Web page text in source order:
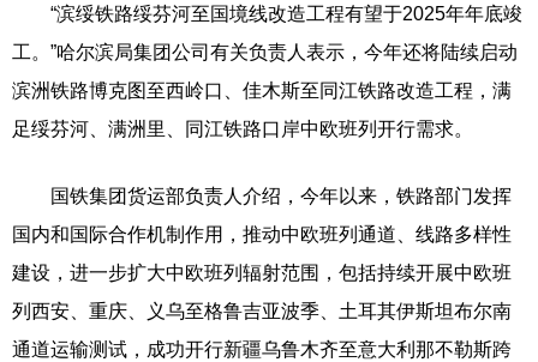
“滨绥铁路绥芬河至国境线改造工程有望于2025年年底竣
工。”哈尔滨局集团公司有关负责人表示，今年还将陆续启动
滨洲铁路博克图至西岭口、佳木斯至同江铁路改造工程，满
足绥芬河、满洲里、同江铁路口岸中欧班列开行需求。
国铁集团货运部负责人介绍，今年以来，铁路部门发挥
国内和国际合作机制作用，推动中欧班列通道、线路多样性
建设，进一步扩大中欧班列辐射范围，包括持续开展中欧班
列西安、重庆、义乌至格鲁吉亚波季、土耳其伊斯坦布尔南
通道运输测试，成功开行新疆乌鲁木齐至意大利那不勒斯跨